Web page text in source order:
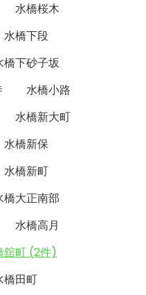
水橋桜木
水橋下段
橋下砂子坂
水橋小路
水橋新大町
水橋新保
水橋新町
橋大正南部
水橋高月
舘町 (2件)
橋田町